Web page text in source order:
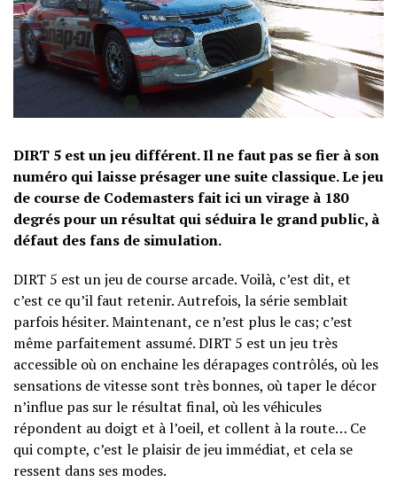
DIRT 5 est un jeu différent. Il ne faut pas se fier à son
numéro qui laisse présager une suite classique. Le jeu
de course de Codemasters fait ici un virage à 180
degrés pour un résultat qui séduira le grand public, à
défaut des fans de simulation.
DIRT 5 est un jeu de course arcade. Voilà, c’est dit, et
c’est ce qu’il faut retenir. Autrefois, la série semblait
parfois hésiter. Maintenant, ce n’est plus le cas; c’est
même parfaitement assumé. DIRT 5 est un jeu très
accessible où on enchaine les dérapages contrôlés, où les
sensations de vitesse sont très bonnes, où taper le décor
n’influe pas sur le résultat final, où les véhicules
répondent au doigt et à l’oeil, et collent à la route… Ce
qui compte, c’est le plaisir de jeu immédiat, et cela se
ressent dans ses modes.